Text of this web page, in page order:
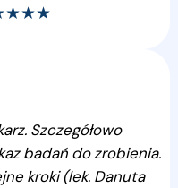
Szczegółowo
badań do zrobienia.
kroki (lek. Danuta